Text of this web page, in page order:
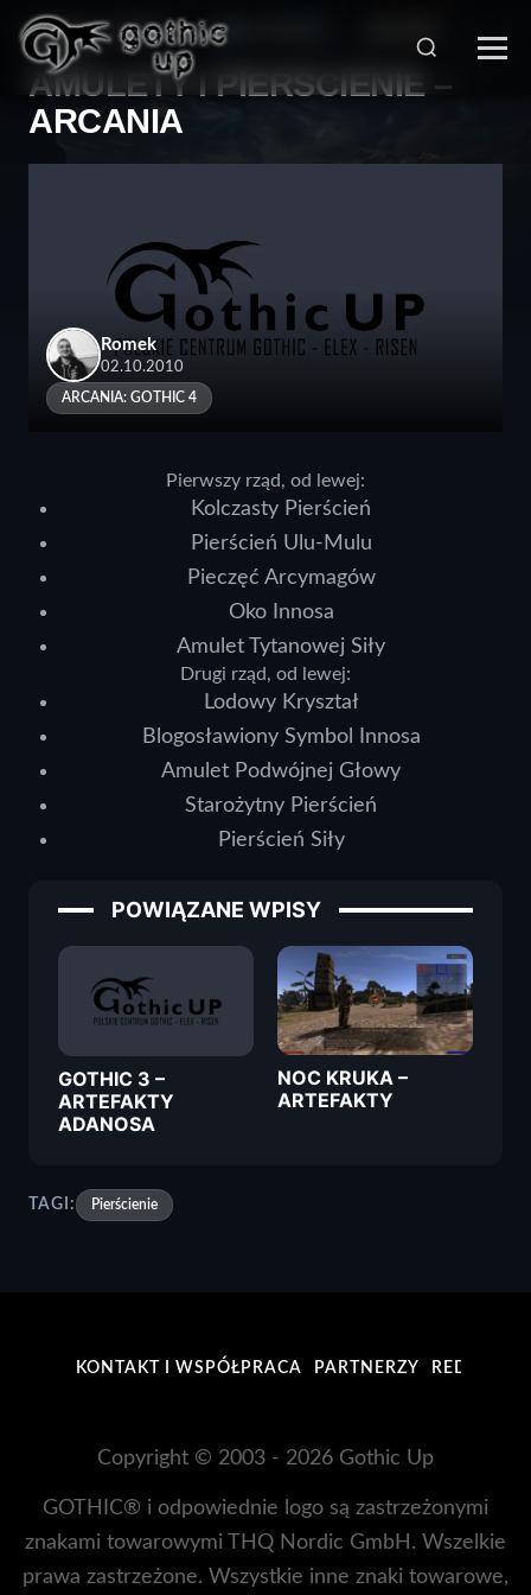
STRONA GŁÓWNA > SERIA GOTHIC
GOTHIC 4
>
AMULETY I PIERŚCIENIE –
ARCANIA
Romek
02.10.2010
ARCANIA: GOTHIC 4
Pierwszy rząd, od lewej:
Kolczasty Pierścień
Pierścień Ulu-Mulu
Pieczęć Arcymagów
Oko Innosa
Amulet Tytanowej Siły
Drugi rząd, od lewej:
Lodowy Kryształ
Blogosławiony Symbol Innosa
Amulet Podwójnej Głowy
Starożytny Pierścień
Pierścień Siły
POWIĄZANE WPISY
GOTHIC 3 –
ARTEFAKTY
ADANOSA
NOC KRUKA –
ARTEFAKTY
TAGI: Pierścienie
KONTAKT I WSPÓŁPRACA PARTNERZY REDAKCJA
Copyright © 2003 - 2026 Gothic Up
GOTHIC® i odpowiednie logo są zastrzeżonymi
znakami towarowymi THQ Nordic GmbH. Wszelkie
prawa zastrzeżone. Wszystkie inne znaki towarowe,